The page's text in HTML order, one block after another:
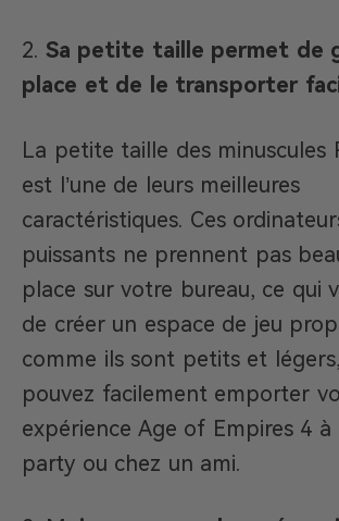
Sa petite taille permet de
place et de le transporter
La petite taille des minuscules
est l’une de leurs meilleures
caractéristiques. Ces
puissants ne prennent pas
place sur votre bureau, ce qui
de créer un espace de jeu
comme ils sont petits et
pouvez facilement emporter
expérience Age of Empires 4 à
party ou chez un ami.